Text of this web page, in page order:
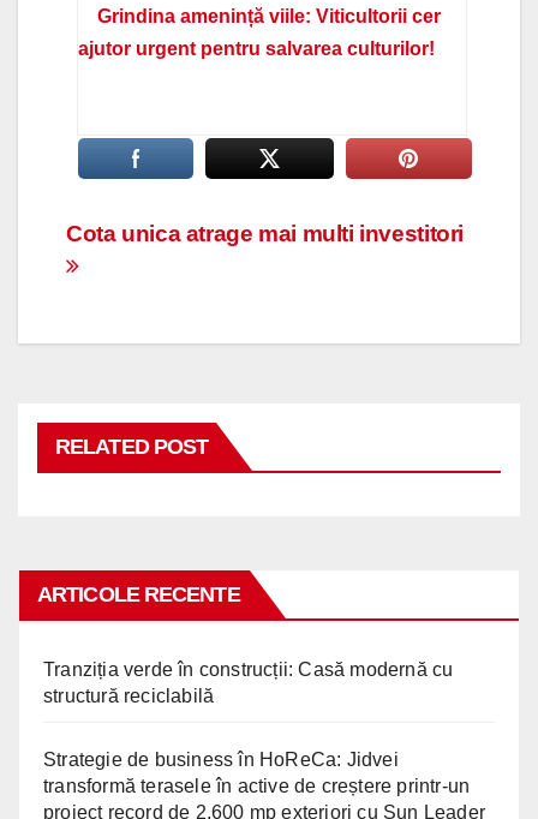
Grindina amenință viile: Viticultorii cer
ajutor urgent pentru salvarea culturilor!
Navigare
articole
Cota unica atrage mai multi investitori
RELATED POST
ARTICOLE RECENTE
Tranziția verde în construcții: Casă modernă cu
structură reciclabilă
Strategie de business în HoReCa: Jidvei
transformă terasele în active de creștere printr-un
proiect record de 2.600 mp exteriori cu Sun Leader